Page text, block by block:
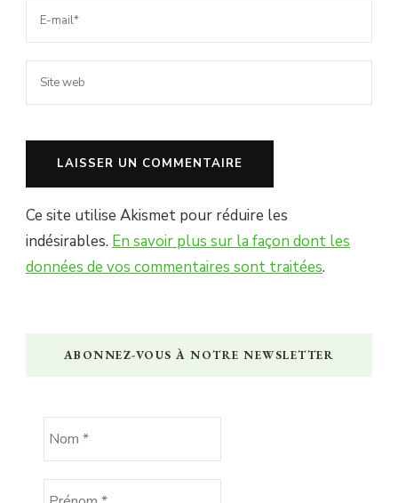
Ce site utilise Akismet pour réduire les
indésirables. En savoir plus sur la façon dont les
données de vos commentaires sont traitées.
ABONNEZ-VOUS À NOTRE NEWSLETTER